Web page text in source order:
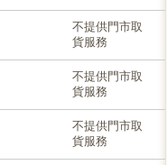
不提供門市取
貨服務
不提供門市取
貨服務
不提供門市取
貨服務